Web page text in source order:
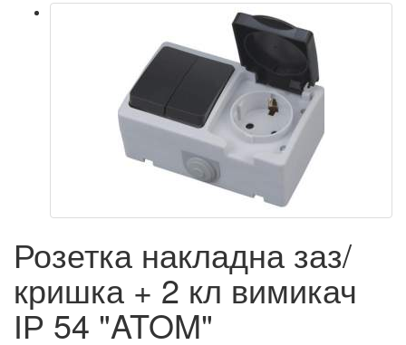
Розетка накладна заз/
кришка + 2 кл вимикач
ІР 54 "ATOM"